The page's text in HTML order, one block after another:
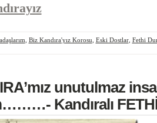
Biz Kandıra'yız Korosu Eski Dostlar, Fethi
unutulmaz
Kandıralı